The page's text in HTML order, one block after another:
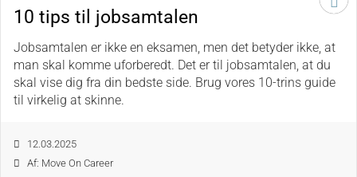
10 tips til jobsamtalen
Jobsamtalen er ikke en eksamen, men det betyder ikke, at
man skal komme uforberedt. Det er til jobsamtalen, at du
skal vise dig fra din bedste side. Brug vores 10-trins guide
til virkelig at skinne.
12.03.2025
Af: Move On Career